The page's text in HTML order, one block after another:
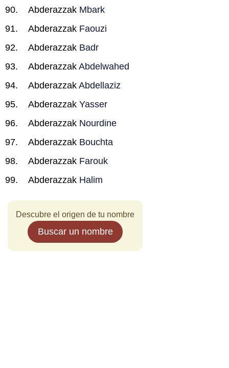
Abderazzak Mbark
Abderazzak Faouzi
Abderazzak Badr
Abderazzak Abdelwahed
Abderazzak Abdellaziz
Abderazzak Yasser
Abderazzak Nourdine
Abderazzak Bouchta
Abderazzak Farouk
Abderazzak Halim
Descubre el origen de tu nombre
Buscar un nombre